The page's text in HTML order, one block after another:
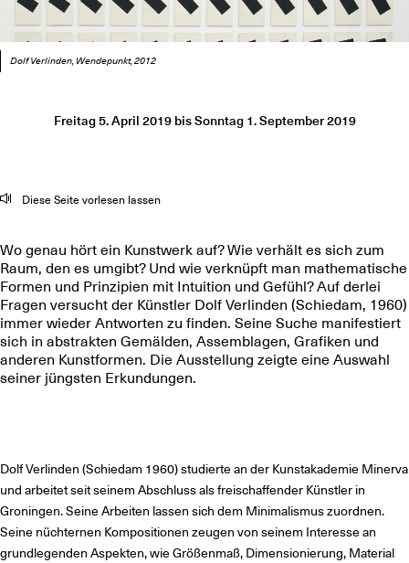
Dolf Verlinden, Wendepunkt, 2012
Freitag 5. April 2019 bisSonntag 1. September 2019
Diese Seite vorlesen lassen
Wo genau hört ein Kunstwerk auf? Wie verhält es sich zum
Raum, den es umgibt? Und wie verknüpft man mathematische
Formen und Prinzipien mit Intuition und Gefühl? Auf derlei
Fragen versucht der Künstler Dolf Verlinden (Schiedam, 1960)
immer wieder Antworten zu finden. Seine Suche manifestiert
sich in abstrakten Gemälden, Assemblagen, Grafiken und
anderen Kunstformen. Die Ausstellung zeigte eine Auswahl
seiner jüngsten Erkundungen.
Dolf Verlinden (Schiedam 1960) studierte an der Kunstakademie Minerva
und arbeitet seit seinem Abschluss als freischaffender Künstler in
Groningen. Seine Arbeiten lassen sich dem Minimalismus zuordnen.
Seine nüchternen Kompositionen zeugen von seinem Interesse an
grundlegenden Aspekten, wie Größenmaß, Dimensionierung, Material